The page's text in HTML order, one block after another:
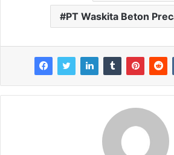
PT Waskita Beton